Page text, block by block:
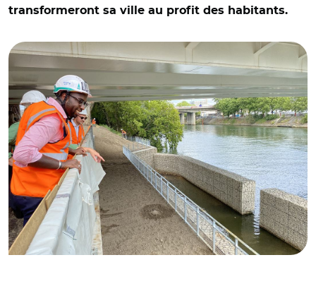
transformeront sa ville au profit des habitants.
© Ville de L'Île-Saint-Denis/ Mohamed Gnabaly sur le